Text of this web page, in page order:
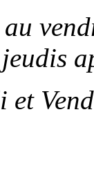
et